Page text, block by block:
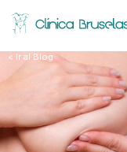
< Ir al Blog